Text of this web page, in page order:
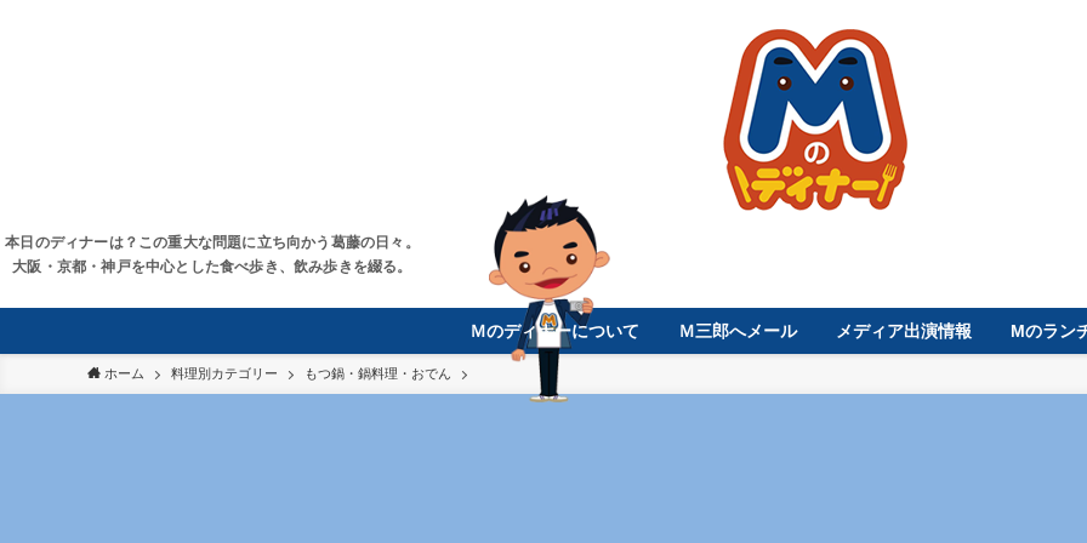
本日のディナーは？この重大な問題に立ち向かう葛藤の日々。
大阪・京都・神戸を中心とした食べ歩き、飲み歩きを綴る。
Ｍのディナーについて Ｍ三郎へメール メディア出演情報 Mのラン
ホーム 料理別カテゴリー もつ鍋・鍋料理・おでん